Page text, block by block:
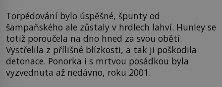
Torpédování bylo úspěšné, špunty od
šampaňského ale zůstaly v hrdlech lahví. Hunley se
totiž poroučela na dno hned za svou obětí.
Vystřelila z přílišné blízkosti, a tak ji poškodila
detonace. Ponorka i s mrtvou posádkou byla
vyzvednuta až nedávno, roku 2001.